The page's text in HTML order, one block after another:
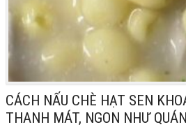
CÁCH NẤU CHÈ HẠT SEN
THANH MÁT, NGON NHƯ QUÁN